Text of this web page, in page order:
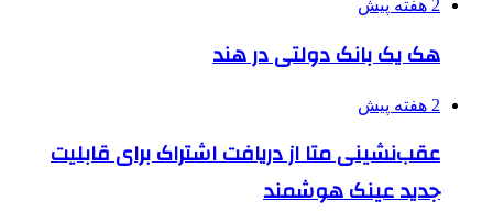
2 هفته پیش
هک یک بانک دولتی در هند
2 هفته پیش
عقب‌نشینی متا از دریافت اشتراک برای قابلیت
جدید عینک هوشمند